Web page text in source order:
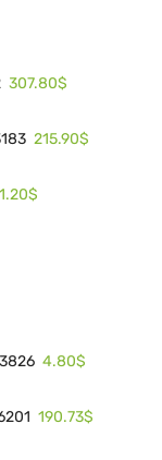
307.80$
215.90$
4.80$
190.73$